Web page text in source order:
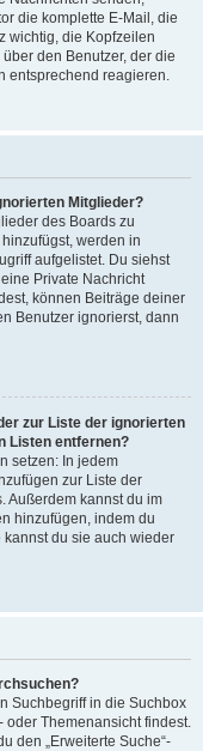
die komplette E-Mail, die
wichtig, die Kopfzeilen
den Benutzer, der die
entsprechend reagieren.
Mitglieder?
des Boards zu
werden in
aufgelistet. Du siehst
Private Nachricht
können Beiträge deiner
Benutzer ignorierst, dann
zur Liste der ignorierten
Listen entfernen?
setzen: In jedem
zur Liste der
Außerdem kannst du im
hinzufügen, indem du
du sie auch wieder
Suchbegriff in die Suchbox
oder Themenansicht findest.
den „Erweiterte Suche“-